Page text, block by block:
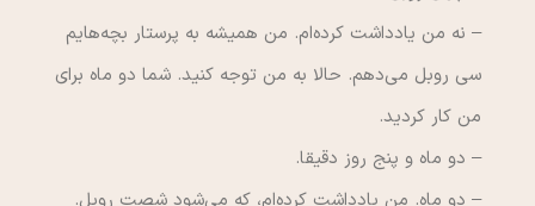
– نه من يادداشت كرده‌ام. من هميشه به پرستار بچه‌هايم
سي روبل مي‌دهم. حالا به من توجه كنيد. شما دو ماه براي
من كار كرديد.
– دو ماه و پنج روز دقيقا.